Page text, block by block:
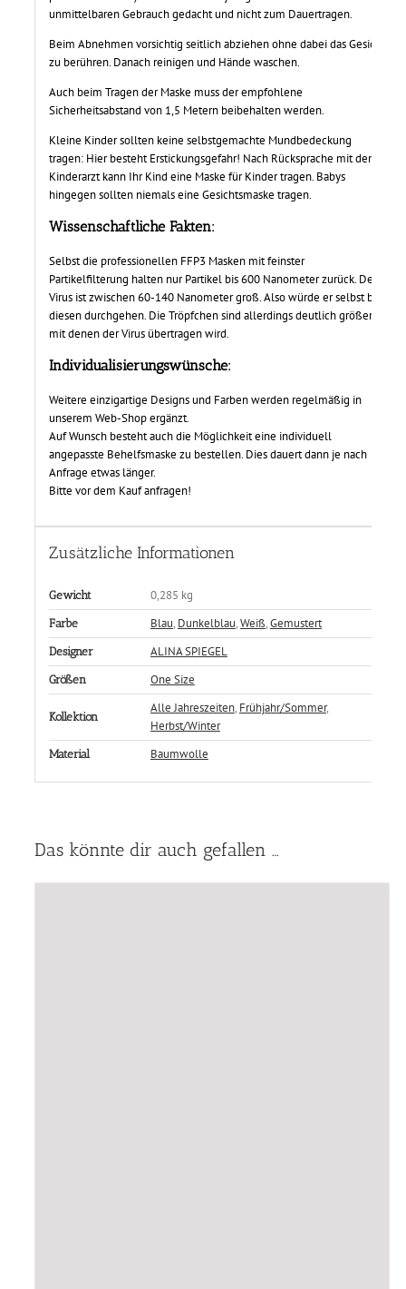
unmittelbaren Gebrauch gedacht und nicht zum Dauertragen.
Beim Abnehmen vorsichtig seitlich abziehen ohne dabei das Gesicht
zu berühren. Danach reinigen und Hände waschen.
Auch beim Tragen der Maske muss der empfohlene
Sicherheitsabstand von 1,5 Metern beibehalten werden.
Kleine Kinder sollten keine selbstgemachte Mundbedeckung
tragen: Hier besteht Erstickungsgefahr! Nach Rücksprache mit dem
Kinderarzt kann Ihr Kind eine Maske für Kinder tragen. Babys
hingegen sollten niemals eine Gesichtsmaske tragen.
Wissenschaftliche Fakten:
Selbst die professionellen FFP3 Masken mit feinster
Partikelfilterung halten nur Partikel bis 600 Nanometer zurück. Der
Virus ist zwischen 60-140 Nanometer groß. Also würde er selbst bei
diesen durchgehen. Die Tröpfchen sind allerdings deutlich größer,
mit denen der Virus übertragen wird.
Individualisierungswünsche:
Weitere einzigartige Designs und Farben werden regelmäßig in
unserem Web-Shop ergänzt.
Auf Wunsch besteht auch die Möglichkeit eine individuell
angepasste Behelfsmaske zu bestellen. Dies dauert dann je nach
Anfrage etwas länger.
Bitte vor dem Kauf anfragen!
Zusätzliche Informationen
Gewicht 0,285 kg
Farbe Blau, Dunkelblau,Weiß,Gemustert
Designer ALINA SPIEGEL
Größen One Size
Kollektion
Alle Jahreszeiten, Frühjahr/Sommer,
Herbst/Winter
Material Baumwolle
Das könnte dir auch gefallen …